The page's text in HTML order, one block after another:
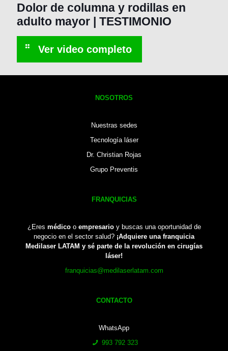
Dolor de columna y rodillas en
adulto mayor | TESTIMONIO
NOSOTROS
Nuestras sedes
Tecnología láser
Dr. Christian Rojas
Grupo Preventis
FRANQUICIAS
¿Eres médicoo empresarioy buscas una oportunidad de
negocio en el sector salud? ¡Adquiere una franquicia
Medilaser LATAM y sé parte de la revolución en cirugías
láser!
franquicias@medilaserlatam.com
CONTACTO
WhatsApp
993 792 323